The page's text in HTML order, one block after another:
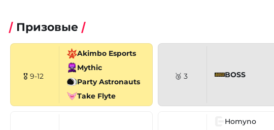
Призовые
🎖 9-12
Akimbo Esports
Mythic
Party Astronauts
Take Flyte
🥉 3 BOSS
Homyno